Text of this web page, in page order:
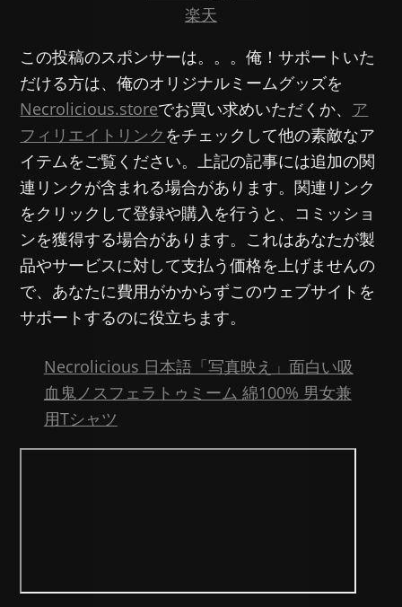
楽天
この投稿のスポンサーは。。。俺！サポートいた
だける方は、俺のオリジナルミームグッズを
Necrolicious.storeでお買い求めいただくか、 ア
フィリエイトリンク をチェックして他の素敵なア
イテムをご覧ください。上記の記事には追加の関
連リンクが含まれる場合があります。関連リンク
をクリックして登録や購入を行うと、コミッショ
ンを獲得する場合があります。これはあなたが製
品やサービスに対して支払う価格を上げませんの
で、あなたに費用がかからずこのウェブサイトを
サポートするのに役立ちます。
Necrolicious 日本語「写真映え」面白い吸
血鬼ノスフェラトゥミーム 綿100% 男女兼
用Tシャツ